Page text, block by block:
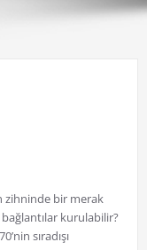
zihninde bir merak
kurulabilir?
sıradışı